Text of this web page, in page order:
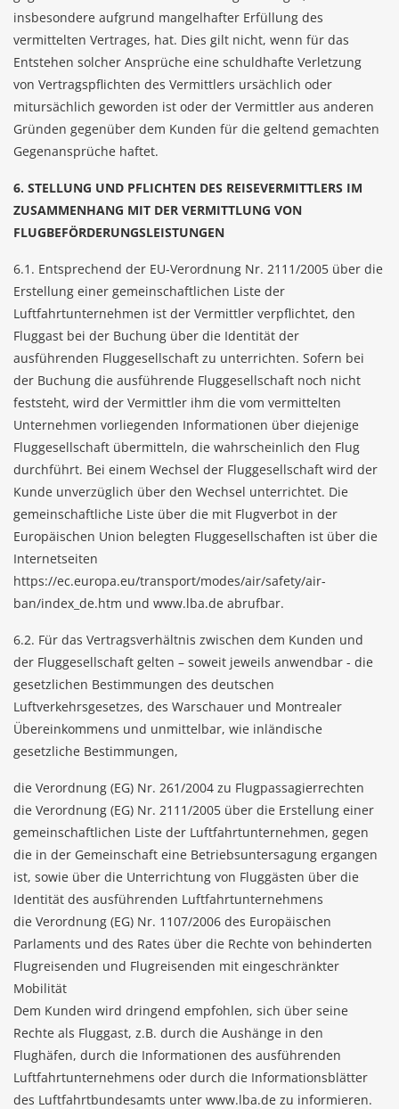
insbesondere aufgrund mangelhafter Erfüllung des
vermittelten Vertrages, hat. Dies gilt nicht, wenn für das
Entstehen solcher Ansprüche eine schuldhafte Verletzung
von Vertragspflichten des Vermittlers ursächlich oder
mitursächlich geworden ist oder der Vermittler aus anderen
Gründen gegenüber dem Kunden für die geltend gemachten
Gegenansprüche haftet.
6. STELLUNG UND PFLICHTEN DES REISEVERMITTLERS IM
ZUSAMMENHANG MIT DER VERMITTLUNG VON
FLUGBEFÖRDERUNGSLEISTUNGEN
6.1. Entsprechend der EU-Verordnung Nr. 2111/2005 über die
Erstellung einer gemeinschaftlichen Liste der
Luftfahrtunternehmen ist der Vermittler verpflichtet, den
Fluggast bei der Buchung über die Identität der
ausführenden Fluggesellschaft zu unterrichten. Sofern bei
der Buchung die ausführende Fluggesellschaft noch nicht
feststeht, wird der Vermittler ihm die vom vermittelten
Unternehmen vorliegenden Informationen über diejenige
Fluggesellschaft übermitteln, die wahrscheinlich den Flug
durchführt. Bei einem Wechsel der Fluggesellschaft wird der
Kunde unverzüglich über den Wechsel unterrichtet. Die
gemeinschaftliche Liste über die mit Flugverbot in der
Europäischen Union belegten Fluggesellschaften ist über die
Internetseiten
https://ec.europa.eu/transport/modes/air/safety/air-
ban/index_de.htm und www.lba.de abrufbar.
6.2. Für das Vertragsverhältnis zwischen dem Kunden und
der Fluggesellschaft gelten – soweit jeweils anwendbar - die
gesetzlichen Bestimmungen des deutschen
Luftverkehrsgesetzes, des Warschauer und Montrealer
Übereinkommens und unmittelbar, wie inländische
gesetzliche Bestimmungen,
die Verordnung (EG) Nr. 261/2004 zu Flugpassagierrechten
die Verordnung (EG) Nr. 2111/2005 über die Erstellung einer
gemeinschaftlichen Liste der Luftfahrtunternehmen, gegen
die in der Gemeinschaft eine Betriebsuntersagung ergangen
ist, sowie über die Unterrichtung von Fluggästen über die
Identität des ausführenden Luftfahrtunternehmens
die Verordnung (EG) Nr. 1107/2006 des Europäischen
Parlaments und des Rates über die Rechte von behinderten
Flugreisenden und Flugreisenden mit eingeschränkter
Mobilität
Dem Kunden wird dringend empfohlen, sich über seine
Rechte als Fluggast, z.B. durch die Aushänge in den
Flughäfen, durch die Informationen des ausführenden
Luftfahrtunternehmens oder durch die Informationsblätter
des Luftfahrtbundesamts unter www.lba.de zu informieren.